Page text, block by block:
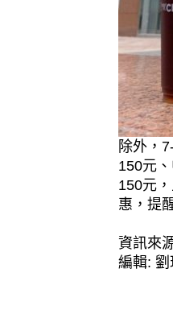
除外，
150元
150元
惠，提
資訊來
編輯: 劉